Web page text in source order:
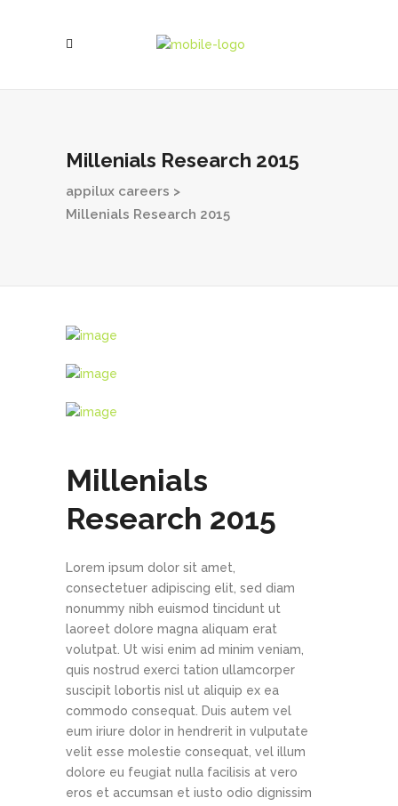
Millenials Research 2015
appilux careers >
Millenials Research 2015
Millenials
Research 2015
Lorem ipsum dolor sit amet,
consectetuer adipiscing elit, sed diam
nonummy nibh euismod tincidunt ut
laoreet dolore magna aliquam erat
volutpat. Ut wisi enim ad minim veniam,
quis nostrud exerci tation ullamcorper
suscipit lobortis nisl ut aliquip ex ea
commodo consequat. Duis autem vel
eum iriure dolor in hendrerit in vulputate
velit esse molestie consequat, vel illum
dolore eu feugiat nulla facilisis at vero
eros et accumsan et iusto odio dignissim